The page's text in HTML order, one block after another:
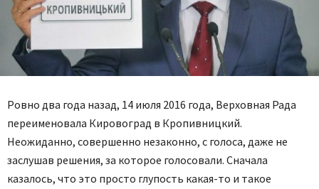
Ровно два года назад, 14 июля 2016 года, Верховная Рада
переименовала Кировоград в Кропивницкий.
Неожиданно, совершенно незаконно, с голоса, даже не
заслушав решения, за которое голосовали. Сначала
казалось, что это просто глупость какая-то и такое